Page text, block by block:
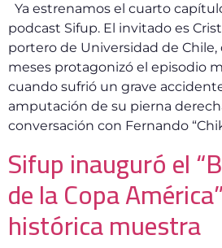
Ya estrenamos el cuarto
podcast Sifup. El invitado es
portero de Universidad de
meses protagonizó el episodio
cuando sufrió un grave
amputación de su pierna
conversación con Fernando
Sifup inauguró el
de la Copa
histórica muestra